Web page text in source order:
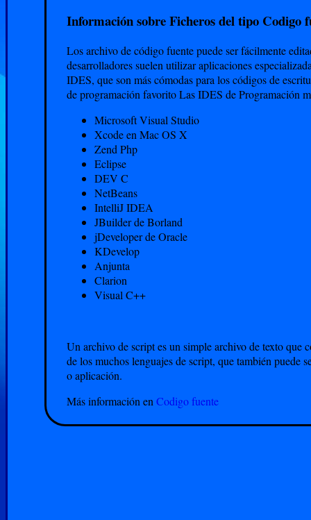
Información sobre Ficheros del tipo Codigo
Los archivo de código fuente puede ser fácilmente
desarrolladores suelen utilizar aplicaciones
IDES, que son más cómodas para los códigos de
de programación favorito Las IDES de Programación
Microsoft Visual Studio
Xcode en Mac OS X
Zend Php
Eclipse
DEV C
NetBeans
IntelliJ IDEA
JBuilder de Borland
jDeveloper de Oracle
KDevelop
Anjunta
Clarion
Visual C++
Un archivo de script es un simple archivo de texto que
de los muchos lenguajes de script, que también puede
o aplicación.
Más información en Codigo fuente